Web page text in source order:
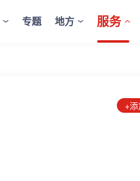
专题 地方 服务
+